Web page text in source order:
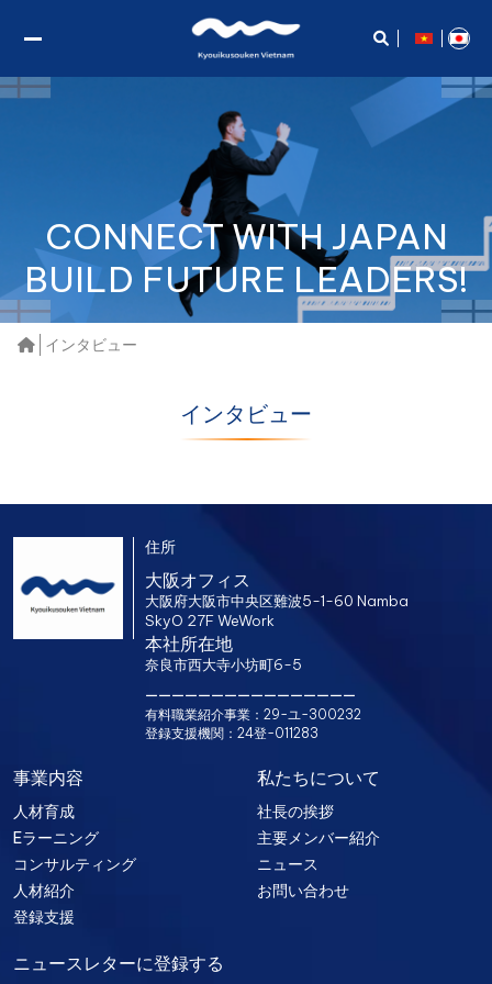
CONNECT WITH JAPAN
BUILD FUTURE LEADERS!
インタビュー
インタビュー
住所
大阪オフィス
大阪府大阪市中央区難波5-1-60 Namba
SkyO 27F WeWork
本社所在地
奈良市西大寺小坊町6-5
ーーーーーーーーーーーーーーーー
有料職業紹介事業 ：29-ユ-300232
登録支援機関 ：24登-011283
事業内容
人材育成
Eラーニング
コンサルティング
人材紹介
登録支援
私たちについて
社長の挨拶
主要メンバー紹介
ニュース
お問い合わせ
ニュースレターに登録する